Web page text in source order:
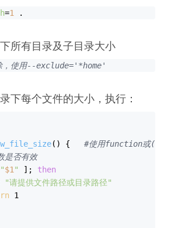
=1 .
所有目录及子目录大小
，使用--exclude='*home'
下每个文件的大小，执行：
() { #使用function或()定
是否有效
"$1 " ]; then
"请提供文件路径或目录路径"
1